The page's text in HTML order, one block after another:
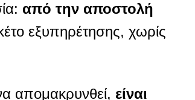
από την αποστολή
εξυπηρέτησης, χωρίς
απομακρυνθεί, είναι